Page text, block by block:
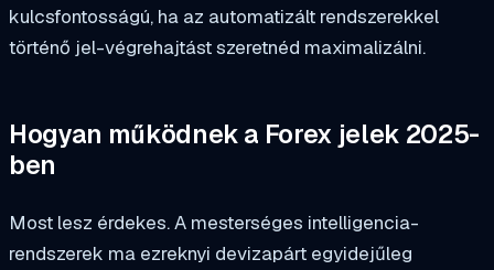
kulcsfontosságú, ha az automatizált rendszerekkel
történő jel-végrehajtást szeretnéd maximalizálni.
Hogyan működnek a Forex jelek 2025-
ben
Most lesz érdekes. A mesterséges intelligencia-
rendszerek ma ezreknyi devizapárt egyidejűleg